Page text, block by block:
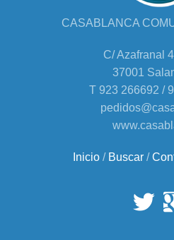
CASABLANCA
C/ Azafranal
37001
T 923 266692 /
Inicio/ Buscar/